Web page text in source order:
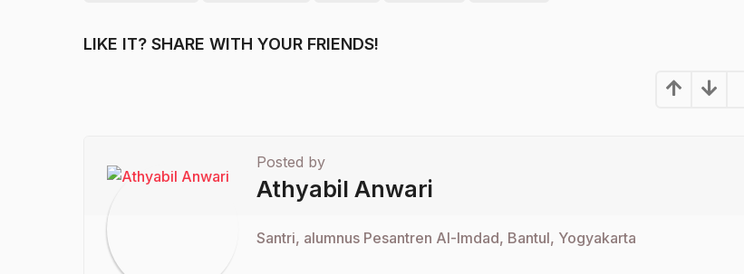
LIKE IT? SHARE WITH YOUR FRIENDS!
Posted by
Athyabil Anwari
Santri, alumnus Pesantren Al-Imdad, Bantul, Yogyakarta